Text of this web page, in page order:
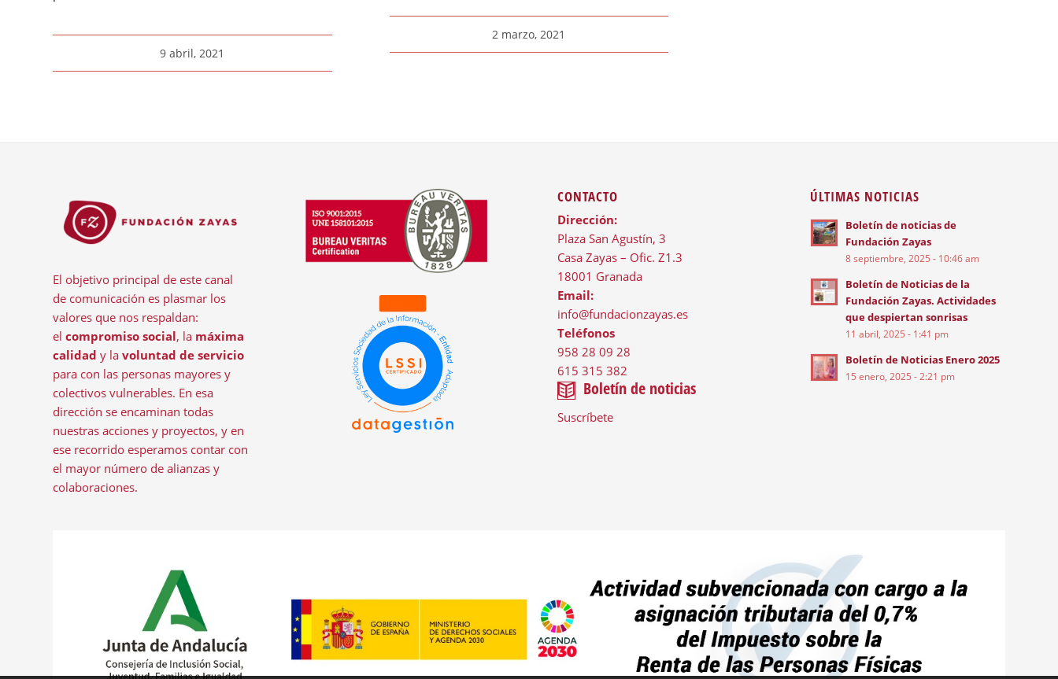
9 abril, 2021
2 marzo, 2021
El objetivo principal de este canal
de comunicación es plasmar los
valores que nos respaldan:
el compromiso social, la máxima
calidad y la voluntad de servicio
para con las personas mayores y
colectivos vulnerables. En esa
dirección se encaminan todas
nuestras acciones y proyectos, y en
ese recorrido esperamos contar con
el mayor número de alianzas y
colaboraciones.
CONTACTO
Dirección:
Plaza San Agustín, 3
Casa Zayas – Ofic. Z1.3
18001 Granada
Email:
info@fundacionzayas.es
Teléfonos
958 28 09 28
615 315 382
Boletín de noticias
Suscríbete
ÚLTIMAS NOTICIAS
Boletín de noticias de
Fundación Zayas
8 septiembre, 2025 - 10:46 am
Boletín de Noticias de la
Fundación Zayas. Actividades
que despiertan sonrisas
11 abril, 2025 - 1:41 pm
Boletín de Noticias Enero 2025
15 enero, 2025 - 2:21 pm